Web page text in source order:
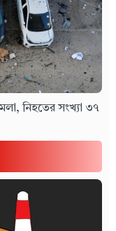
নিহতের সংখ্যা ৩৭